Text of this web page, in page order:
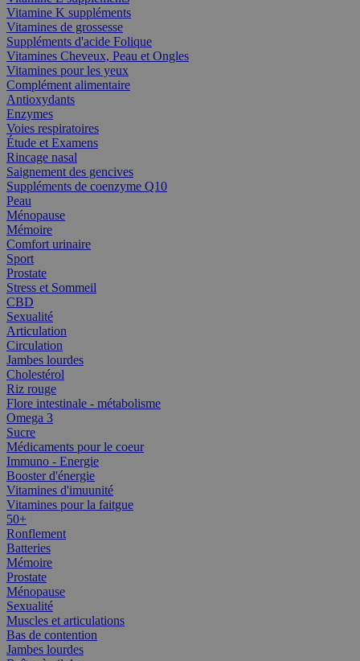
Vitamine K suppléments
Vitamines de grossesse
Suppléments d'acide Folique
Vitamines Cheveux, Peau et Ongles
Vitamines pour les yeux
Complément alimentaire
Antioxydants
Enzymes
Voies respiratoires
Étude et Examens
Rincage nasal
Saignement des gencives
Suppléments de coenzyme Q10
Peau
Ménopause
Mémoire
Comfort urinaire
Sport
Prostate
Stress et Sommeil
CBD
Sexualité
Articulation
Circulation
Jambes lourdes
Cholestérol
Riz rouge
Flore intestinale - métabolisme
Omega 3
Sucre
Médicaments pour le coeur
Immuno - Energie
Booster d'énergie
Vitamines d'imuunité
Vitamines pour la faitgue
50+
Ronflement
Batteries
Mémoire
Prostate
Ménopause
Sexualité
Muscles et articulations
Bas de contention
Jambes lourdes